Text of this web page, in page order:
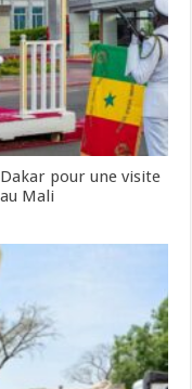
pour une visite
Mali